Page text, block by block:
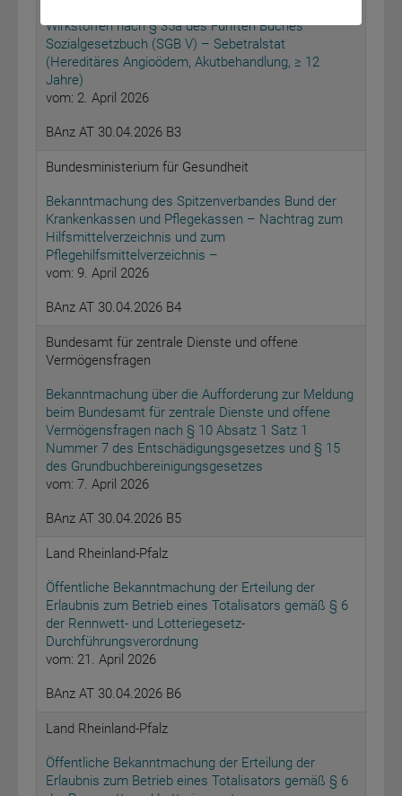
Wirkstoffen nach § 35a des Fünften Buches
Sozialgesetzbuch (SGB V) – Sebetralstat
(Hereditäres Angioödem, Akutbehandlung, ≥ 12
Jahre)
vom: 2. April 2026
BAnz AT 30.04.2026 B3
Bundesministerium für Gesundheit
Bekanntmachung des Spitzenverbandes Bund der
Krankenkassen und Pflegekassen – Nachtrag zum
Hilfsmittelverzeichnis und zum
Pflegehilfsmittelverzeichnis –
vom: 9. April 2026
BAnz AT 30.04.2026 B4
Bundesamt für zentrale Dienste und offene
Vermögensfragen
Bekanntmachung über die Aufforderung zur Meldung
beim Bundesamt für zentrale Dienste und offene
Vermögensfragen nach § 10 Absatz 1 Satz 1
Nummer 7 des Entschädigungsgesetzes und § 15
des Grundbuchbereinigungsgesetzes
vom: 7. April 2026
BAnz AT 30.04.2026 B5
Land Rheinland-Pfalz
Öffentliche Bekanntmachung der Erteilung der
Erlaubnis zum Betrieb eines Totalisators gemäß § 6
der Rennwett- und Lotteriegesetz-
Durchführungsverordnung
vom: 21. April 2026
BAnz AT 30.04.2026 B6
Land Rheinland-Pfalz
Öffentliche Bekanntmachung der Erteilung der
Erlaubnis zum Betrieb eines Totalisators gemäß § 6